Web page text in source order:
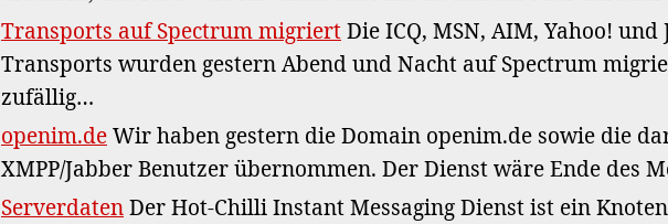
Transports auf Spectrum migriert Die ICQ, MSN, AIM, Yahoo! und
Transports wurden gestern Abend und Nacht auf Spectrum
zufällig…
openim.de Wir haben gestern die Domain openim.de sowie die
XMPP/Jabber Benutzer übernommen. Der Dienst wäre Ende des
Serverdaten Der Hot-Chilli Instant Messaging Dienst ist ein